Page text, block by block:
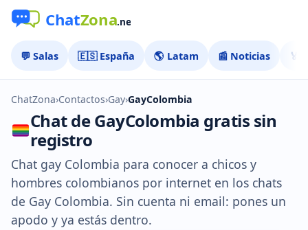
💬 Salas 🇪🇸 España 🌎 Latam 📰 Noticias 🏅
ChatZona›Contactos›Gay›GayColombia
Chat de GayColombia gratis sin
registro
Chat gay Colombia para conocer a chicos y
hombres colombianos por internet en los chats
de Gay Colombia. Sin cuenta ni email: pones un
apodo y ya estás dentro.